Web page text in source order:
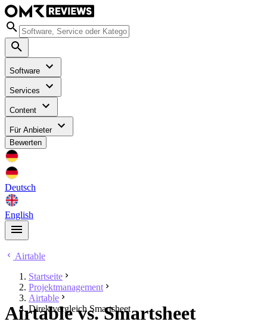
Software
Services
Content
Für Anbieter
Bewerten
Deutsch
English
Airtable
Startseite
Projektmanagement
Airtable
Direktvergleich Smartsheet
Airtable vs. Smartsheet